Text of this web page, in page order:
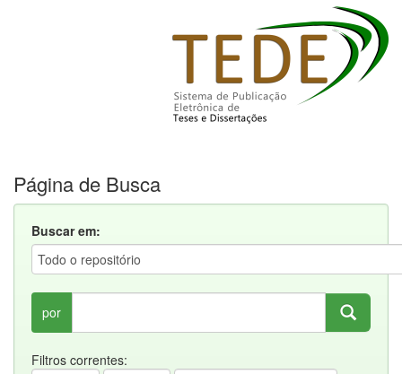
Página de Busca
Buscar em:
por
Filtros correntes: